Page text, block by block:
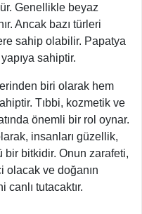
Genellikle beyaz
Ancak bazı türleri
sahip olabilir. Papatya
sahiptir.
biri olarak hem
Tıbbi, kozmetik ve
önemli bir rol oynar.
insanları güzellik,
bir bitkidir. Onun zarafeti,
olacak ve doğanın
canlı tutacaktır.